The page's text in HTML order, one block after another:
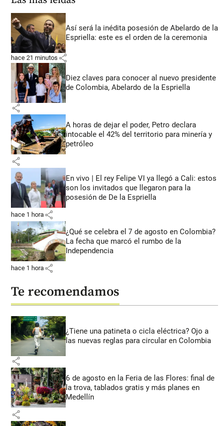
Así será la inédita posesión de Abelardo de la
Espriella: este es el orden de la ceremonia
hace 21 minutos share
Diez claves para conocer al nuevo presidente
de Colombia, Abelardo de la Espriella
share
A horas de dejar el poder, Petro declara
intocable el 42% del territorio para minería y
petróleo
share
En vivo | El rey Felipe VI ya llegó a Cali: estos
son los invitados que llegaron para la
posesión de De la Espriella
hace 1 hora share
¿Qué se celebra el 7 de agosto en Colombia?
La fecha que marcó el rumbo de la
Independencia
hace 1 hora share
Te recomendamos
¿Tiene una patineta o cicla eléctrica? Ojo a
las nuevas reglas para circular en Colombia
share
6 de agosto en la Feria de las Flores: final de
la trova, tablados gratis y más planes en
Medellín
share